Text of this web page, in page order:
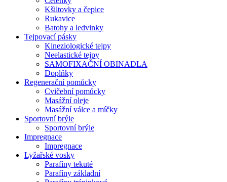
Kšiltovky a čepice
Rukavice
Batohy a ledvinky
Tejpovací pásky
Kineziologické tejpy
Neelastické tejpy
SAMOFIXAČNÍ OBINADLA
Doplňky
Regenerační pomůcky
Cvičební pomůcky
Masážní oleje
Masážní válce a míčky
Sportovní brýle
Sportovní brýle
Impregnace
Impregnace
Lyžařské vosky
Parafíny tekuté
Parafíny základní